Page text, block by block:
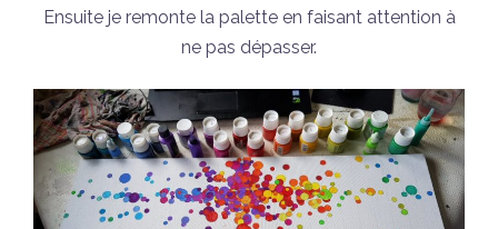
Ensuite je remonte la palette en faisant attention à
ne pas dépasser.